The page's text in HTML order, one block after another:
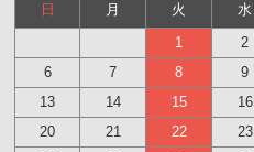
日 月 火 水
1
2
6
7 8 9
13
14 15 16
20
21 22 23